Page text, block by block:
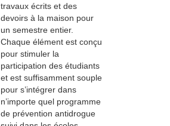
travaux écrits et des
devoirs à la maison pour
un semestre entier.
Chaque élément est conçu
pour stimuler la
participation des étudiants
et est suffisamment souple
pour s’intégrer dans
n’importe quel programme
de prévention antidrogue